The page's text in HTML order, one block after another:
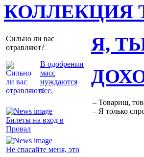
КОЛЛЕКЦИЯ
Сильно ли вас
отравляют?
В одобрении
масс
нуждаются
все.
Я,
Билеты на вход в
Провал
Не спасайте меня, это
– Товарищ,
– Я только